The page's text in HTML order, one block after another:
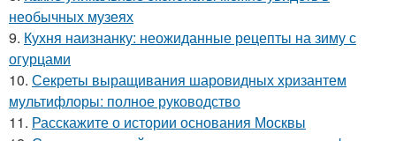
необычных музеях
9. Кухня наизнанку: неожиданные рецепты на зиму с
огурцами
10. Секреты выращивания шаровидных хризантем
мультифлоры: полное руководство
11. Расскажите о истории основания Москвы